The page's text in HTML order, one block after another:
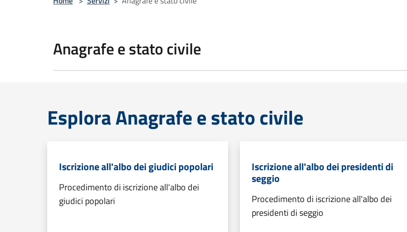
Anagrafe e stato civile
Esplora Anagrafe e stato civile
Iscrizione all'albo dei giudici popolari
Procedimento di iscrizione all'albo dei
giudici popolari
Iscrizione all'albo dei presidenti di
seggio
Procedimento di iscrizione all'albo dei
presidenti di seggio